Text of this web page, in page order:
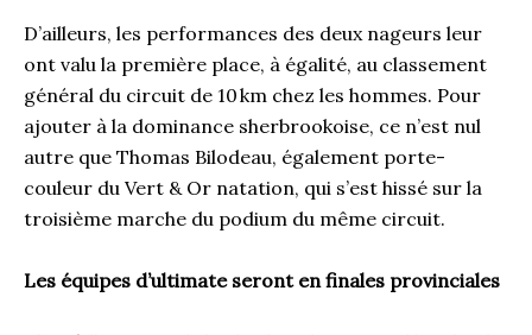
D’ailleurs, les performances des deux nageurs leur
ont valu la première place, à égalité, au classement
général du circuit de 10 km chez les hommes. Pour
ajouter à la dominance sherbrookoise, ce n’est nul
autre que Thomas Bilodeau, également porte-
couleur du Vert & Or natation, qui s’est hissé sur la
troisième marche du podium du même circuit.
Les équipes d’ultimate seront en finales provinciales